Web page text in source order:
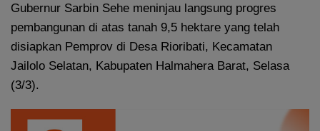
Gubernur Sarbin Sehe meninjau langsung progres
pembangunan di atas tanah 9,5 hektare yang telah
disiapkan Pemprov di Desa Rioribati, Kecamatan
Jailolo Selatan, Kabupaten Halmahera Barat, Selasa
(3/3).